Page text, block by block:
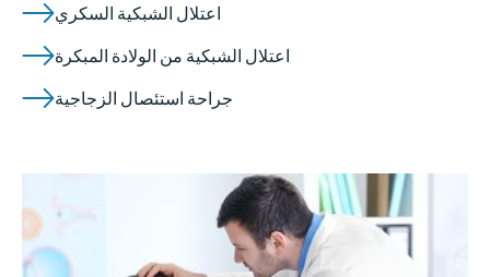
اعتلال الشبكية السكري
اعتلال الشبكية من الولادة المبكرة
جراحة استئصال الزجاجية